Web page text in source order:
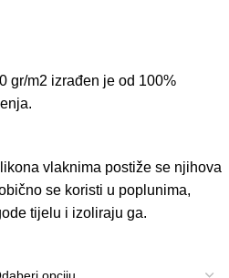
gr/m2 izrađen je od 100%
vlaknima postiže se njihova
se koristi u poplunima,
tijelu i izoliraju ga.